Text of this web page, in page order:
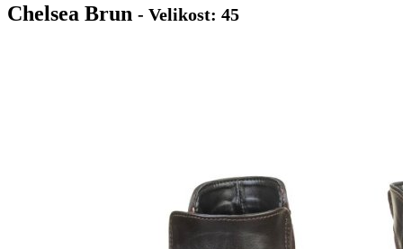
Chelsea Brun - Velikost: 45